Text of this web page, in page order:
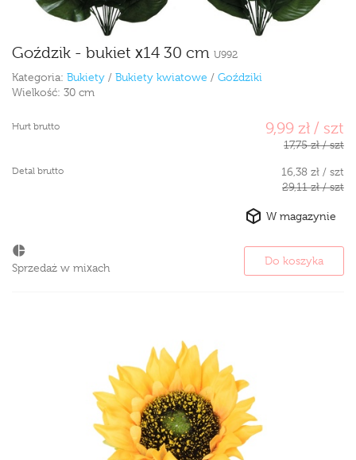
Goździk - bukiet x14 30 cm U992
Kategoria: Bukiety / Bukiety kwiatowe / Goździki
Wielkość: 30 cm
Hurt brutto 9,99 zł / szt
17,75 zł / szt
Detal brutto
16,38 zł / szt
29,11 zł / szt
Sprzedaż w mixach
W magazynie
Do koszyka